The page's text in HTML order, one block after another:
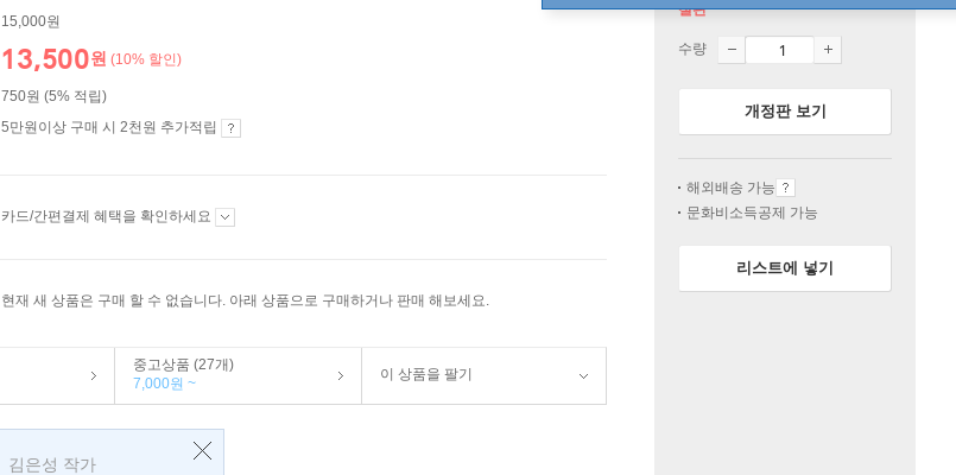
15,000원
13,500원 (10% 할인)
750원 (5% 적립)
5만원이상 구매 시 2천원 추가적립
카드/간편결제 혜택을 확인하세요
현재 새 상품은 구매 할 수 없습니다. 아래 상품으로 구매하거나 판매 해보세요.
중고상품 (27개)
7,000원 ~
이 상품을 팔기
김은성 작가
절판
수량
개정판 보기
해외배송 가능
문화비소득공제 가능
리스트에 넣기